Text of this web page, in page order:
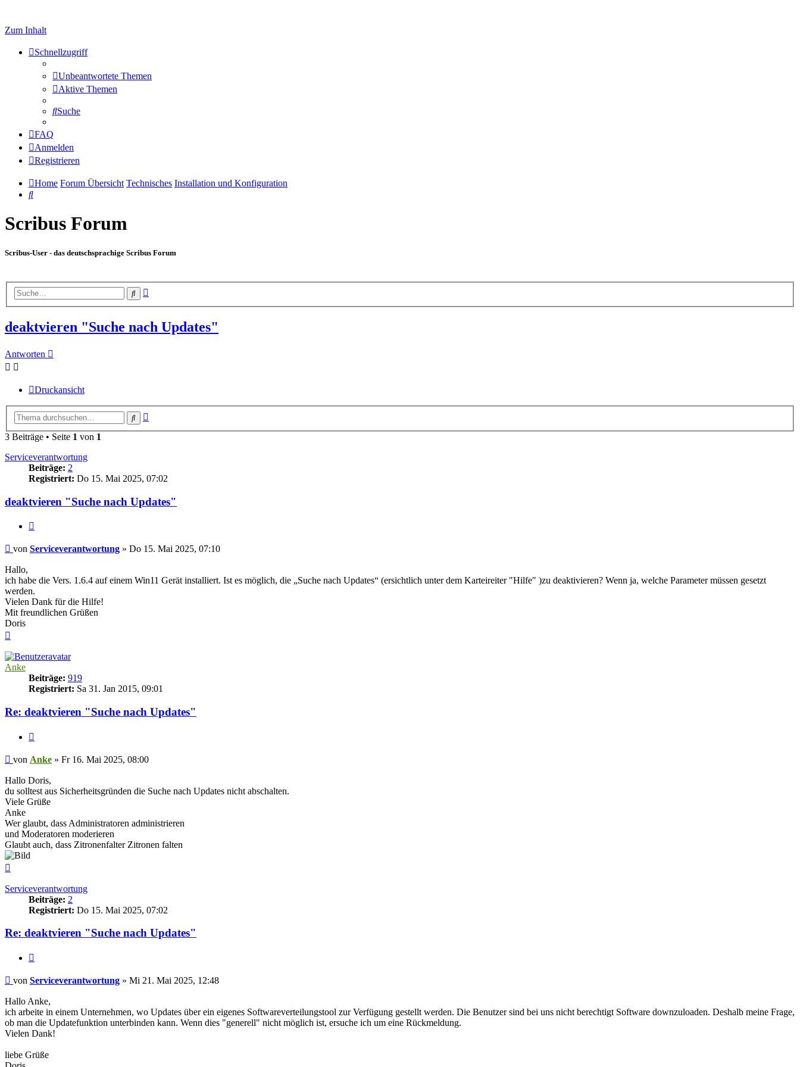
Zum Inhalt
Schnellzugriff
Unbeantwortete Themen
Aktive Themen
Suche
FAQ
Anmelden
Registrieren
Home Forum Übersicht Technisches Installation und Konfiguration
Suche
Scribus Forum
Scribus-User - das deutschsprachige Scribus Forum
Suche
deaktvieren "Suche nach Updates"
Antworten
Druckansicht
Suche
3 Beiträge • Seite 1 von 1
Serviceverantwortung
Beiträge: 2
Registriert: Do 15. Mai 2025, 07:02
deaktvieren "Suche nach Updates"
Beitrag
von Serviceverantwortung » Do 15. Mai 2025, 07:10
Hallo,
ich habe die Vers. 1.6.4 auf einem Win11 Gerät installiert. Ist es möglich, die „Suche nach Updates“ (ersichtlich unter dem Karteireiter "Hilfe" )zu deaktivieren? Wenn ja, welche Parameter müssen gesetzt
werden.
Vielen Dank für die Hilfe!
Mit freundlichen Grüßen
Doris
Anke
Beiträge: 919
Registriert: Sa 31. Jan 2015, 09:01
Re: deaktvieren "Suche nach Updates"
Beitrag
von Anke » Fr 16. Mai 2025, 08:00
Hallo Doris,
du solltest aus Sicherheitsgründen die Suche nach Updates nicht abschalten.
Viele Grüße
Anke
Wer glaubt, dass Administratoren administrieren
und Moderatoren moderieren
Glaubt auch, dass Zitronenfalter Zitronen falten
Serviceverantwortung
Beiträge: 2
Registriert: Do 15. Mai 2025, 07:02
Re: deaktvieren "Suche nach Updates"
Beitrag
von Serviceverantwortung » Mi 21. Mai 2025, 12:48
Hallo Anke,
ich arbeite in einem Unternehmen, wo Updates über ein eigenes Softwareverteilungstool zur Verfügung gestellt werden. Die Benutzer sind bei uns nicht berechtigt Software downzuloaden. Deshalb meine Frage,
ob man die Updatefunktion unterbinden kann. Wenn dies "generell" nicht möglich ist, ersuche ich um eine Rückmeldung.
Vielen Dank!
liebe Grüße